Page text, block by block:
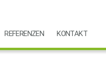
REFERENZEN KONTAKT